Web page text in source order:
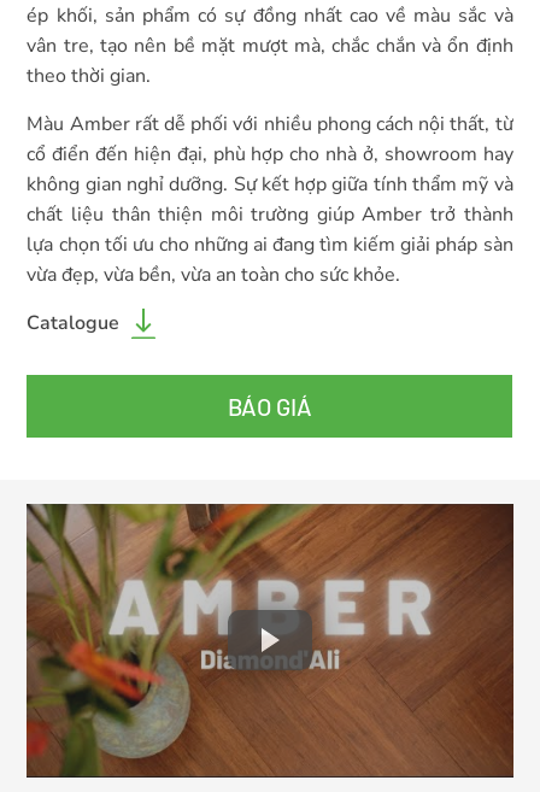
ép khối, sản phẩm có sự đồng nhất cao về màu sắc và
vân tre, tạo nên bề mặt mượt mà, chắc chắn và ổn định
theo thời gian.
Màu Amber rất dễ phối với nhiều phong cách nội thất, từ
cổ điển đến hiện đại, phù hợp cho nhà ở, showroom hay
không gian nghỉ dưỡng. Sự kết hợp giữa tính thẩm mỹ và
chất liệu thân thiện môi trường giúp Amber trở thành
lựa chọn tối ưu cho những ai đang tìm kiếm giải pháp sàn
vừa đẹp, vừa bền, vừa an toàn cho sức khỏe.
Catalogue
BÁO GIÁ